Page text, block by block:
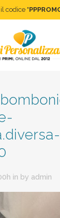
codice "
in by admin